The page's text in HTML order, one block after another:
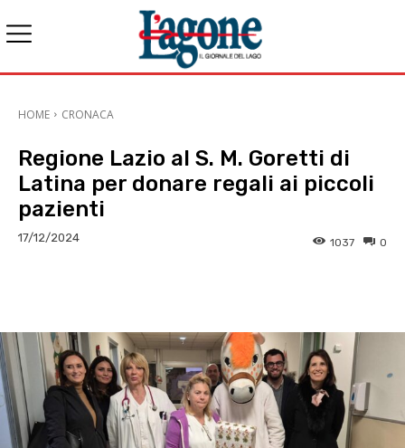
HOME CRONACA
Regione Lazio al S. M. Goretti di
Latina per donare regali ai piccoli
pazienti
17/12/2024 0
1037